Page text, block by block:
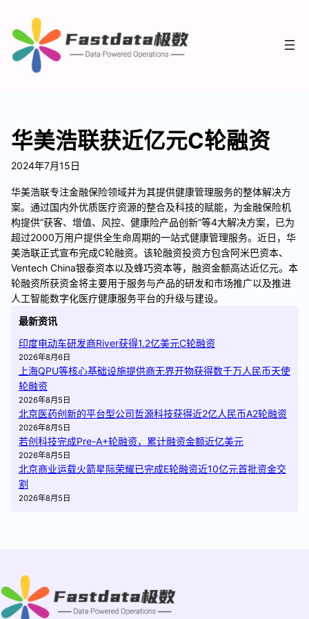
华美浩联获近亿元C轮融资
2024年7月15日
华美浩联专注金融保险领域并为其提供健康管理服务的整体解决方
案。通过国内外优质医疗资源的整合及科技的赋能，为金融保险机
构提供“获客、增值、风控、健康险产品创新”等4大解决方案，已为
超过2000万用户提供全生命周期的一站式健康管理服务。近日，华
美浩联正式宣布完成C轮融资。该轮融资投资方包含阿米巴资本、
Ventech China银泰资本以及蜂巧资本等，融资金额高达近亿元。本
轮融资所获资金将主要用于服务与产品的研发和市场推广以及推进
人工智能数字化医疗健康服务平台的升级与建设。
最新资讯
印度电动车研发商River获得1.2亿美元C轮融资
2026年8月6日
上海QPU等核心基础设施提供商无界开物获得数千万人民币天使
轮融资
2026年8月5日
北京医药创新的平台型公司哲源科技获得近2亿人民币A2轮融资
2026年8月5日
若创科技完成Pre-A+轮融资，累计融资金额近亿美元
2026年8月5日
北京商业运载火箭星际荣耀已完成E轮融资近10亿元首批资金交
割
2026年8月5日